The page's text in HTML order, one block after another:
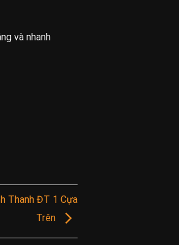
và nhanh
Thanh ĐT 1 Cựa
Trên